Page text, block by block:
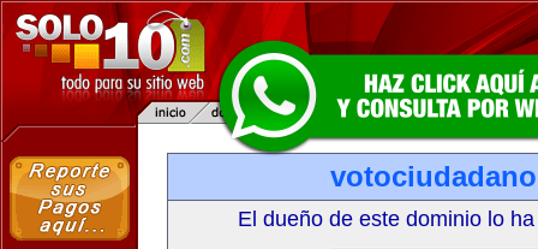
El dueño de este dominio lo